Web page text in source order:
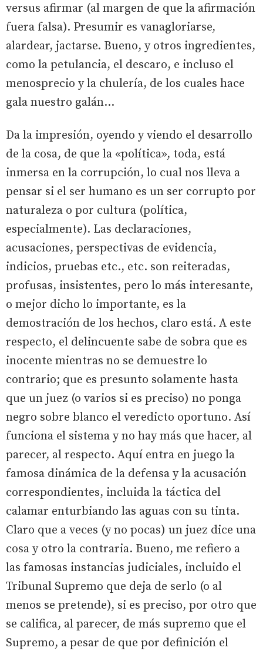
versus afirmar (al margen de que la afirmación
fuera falsa). Presumir es vanagloriarse,
alardear, jactarse. Bueno, y otros ingredientes,
como la petulancia, el descaro, e incluso el
menosprecio y la chulería, de los cuales hace
gala nuestro galán…
Da la impresión, oyendo y viendo el desarrollo
de la cosa, de que la «política», toda, está
inmersa en la corrupción, lo cual nos lleva a
pensar si el ser humano es un ser corrupto por
naturaleza o por cultura (política,
especialmente). Las declaraciones,
acusaciones, perspectivas de evidencia,
indicios, pruebas etc., etc. son reiteradas,
profusas, insistentes, pero lo más interesante,
o mejor dicho lo importante, es la
demostración de los hechos, claro está. A este
respecto, el delincuente sabe de sobra que es
inocente mientras no se demuestre lo
contrario; que es presunto solamente hasta
que un juez (o varios si es preciso) no ponga
negro sobre blanco el veredicto oportuno. Así
funciona el sistema y no hay más que hacer, al
parecer, al respecto. Aquí entra en juego la
famosa dinámica de la defensa y la acusación
correspondientes, incluida la táctica del
calamar enturbiando las aguas con su tinta.
Claro que a veces (y no pocas) un juez dice una
cosa y otro la contraria. Bueno, me refiero a
las famosas instancias judiciales, incluido el
Tribunal Supremo que deja de serlo (o al
menos se pretende), si es preciso, por otro que
se califica, al parecer, de más supremo que el
Supremo, a pesar de que por definición el